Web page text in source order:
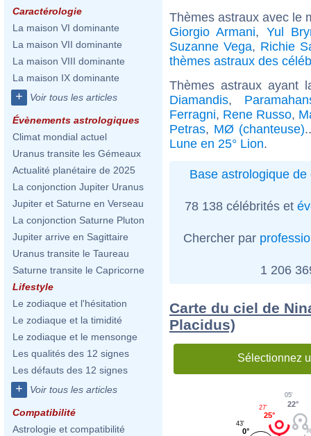
Caractérologie
La maison VI dominante
La maison VII dominante
La maison VIII dominante
La maison IX dominante
+ Voir tous les articles
Évènements astrologiques
Climat mondial actuel
Uranus transite les Gémeaux
Actualité planétaire de 2025
La conjonction Jupiter Uranus
Jupiter et Saturne en Verseau
La conjonction Saturne Pluton
Jupiter arrive en Sagittaire
Uranus transite le Taureau
Saturne transite le Capricorne
Lifestyle
Le zodiaque et l'hésitation
Le zodiaque et la timidité
Le zodiaque et le mensonge
Les qualités des 12 signes
Les défauts des 12 signes
+ Voir tous les articles
Compatibilité
Astrologie et compatibilité
Thèmes astraux avec le
Giorgio Armani, Yul
Suzanne Vega, Richie
thèmes astraux des
Thèmes astraux
Diamandis,
Ferragni, Rene Russo,
Petras, MØ (chanteuse)
Lune en 25° Lion.
Base astrologique de
78 138 célébrités et
Chercher par
1 206
Carte du ciel de
Placidus)
Sélectionnez
22°
05'
25°
27'
0°
43'